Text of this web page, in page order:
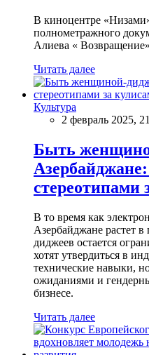
В киноцентре
полнометражного
Алиева «
Читать далее
Культура
2 февраль 2025,
Быть
стереотипами
В то время как
Азербайджане растет
диджеев остается
хотят утвердиться в
технические навыки,
ожиданиями и
бизнесе.
Читать далее